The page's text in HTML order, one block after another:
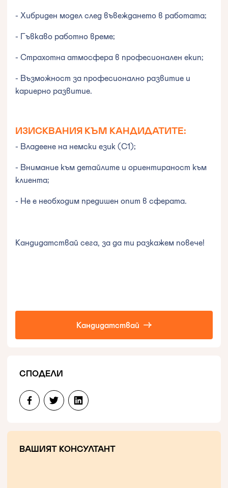
СПОДЕЛИ
ВАШИЯТ КОНСУЛТАНТ
- Хибриден модел след въвеждането в работата;
- Гъвкаво работно време;
- Страхотна атмосфера в професионален екип;
- Възможност за професионално развитие и
кариерно развитие.
ИЗИСКВАНИЯ КЪМ КАНДИДАТИТЕ:
- Владеене на немски език (C1);
- Внимание към детайлите и ориентираност към
клиента;
- Не е необходим предишен опит в сферата.
Кандидатствай сега, за да ти разкажем повече!
Кандидатствай